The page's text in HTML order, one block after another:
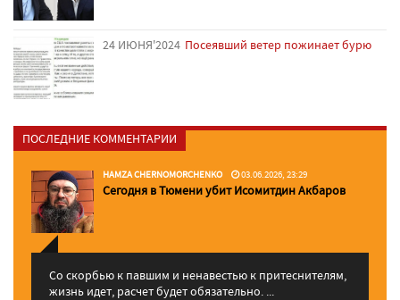
24 ИЮНЯ'2024 Посеявший ветер пожинает бурю
ПОСЛЕДНИЕ КОММЕНТАРИИ
HAMZA CHERNOMORCHENKO 03.06.2026, 23:29
Сегодня в Тюмени убит Исомитдин Акбаров
Со скорбью к павшим и ненавестью к притеснителям,
жизнь идет, расчет будет обязательно. ...